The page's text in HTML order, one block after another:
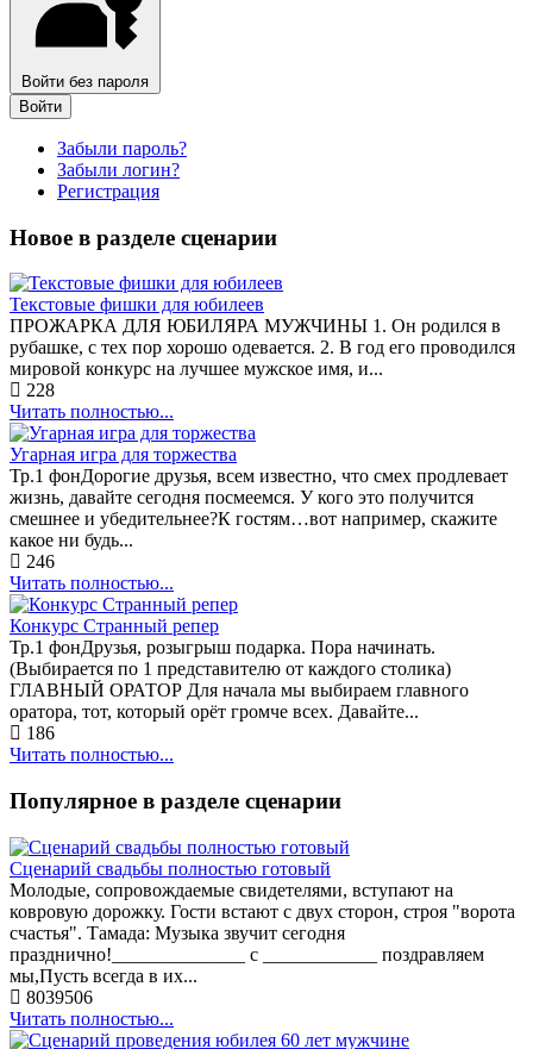
Войти без пароля
Войти
Забыли пароль?
Забыли логин?
Регистрация
Новое в разделе сценарии
Текстовые фишки для юбилеев
ПРОЖАРКА ДЛЯ ЮБИЛЯРА МУЖЧИНЫ 1. Он родился в
рубашке, с тех пор хорошо одевается. 2. В год его проводился
мировой конкурс на лучшее мужское имя, и...
228
Читать полностью...
Угарная игра для торжества
Тр.1 фонДорогие друзья, всем известно, что смех продлевает
жизнь, давайте сегодня посмеемся. У кого это получится
смешнее и убедительнее?К гостям…вот например, скажите
какое ни будь...
246
Читать полностью...
Конкурс Странный репер
Тр.1 фонДрузья, розыгрыш подарка. Пора начинать.
(Выбирается по 1 представителю от каждого столика)
ГЛАВНЫЙ ОРАТОР Для начала мы выбираем главного
оратора, тот, который орёт громче всех. Давайте...
186
Читать полностью...
Популярное в разделе сценарии
Сценарий свадьбы полностью готовый
Молодые, сопровождаемые свидетелями, вступают на
ковровую дорожку. Гости встают с двух сторон, строя "ворота
счастья". Тамада: Музыка звучит сегодня
празднично!______________ с ____________ поздравляем
мы,Пусть всегда в их...
8039506
Читать полностью...